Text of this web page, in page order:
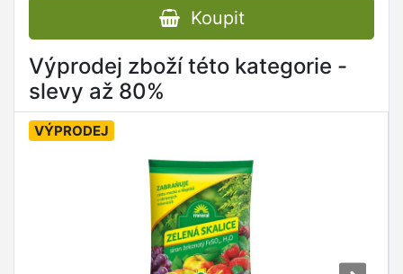
Koupit
Výprodej zboží této kategorie -
slevy až 80%
VÝPRODEJ